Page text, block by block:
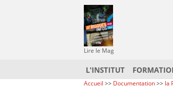
Lire le Mag
L'INSTITUT
Accueil >> Documentation>> la